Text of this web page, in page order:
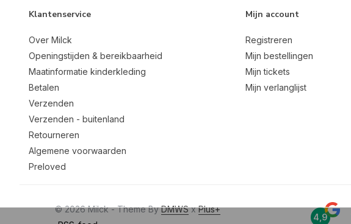
Klantenservice
Over Milck
Openingstijden & bereikbaarheid
Maatinformatie kinderkleding
Betalen
Verzenden
Verzenden - buitenland
Retourneren
Algemene voorwaarden
Preloved
Mijn account
Registreren
Mijn bestellingen
Mijn tickets
Mijn verlanglijst
© 2026 Milck - Theme ByDMWSxPlus+
4,9